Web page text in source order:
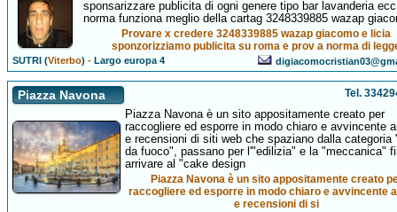
sponsarizzare publicita di ogni genere tipo bar lavanderia
norma funziona meglio della cartag 3248339885 wazap
Provare x credere 3248339885 wazap giacomo e licia
sponzorizziamo publicita su roma e prov a norma di
SUTRI (Viterbo) -Largo europa 4
Piazza Navona Tel.
Piazza Navona è un sito appositamente creato per
raccogliere ed esporre in modo chiaro e avvincente
e recensioni di siti web che spaziano dalla categoria
da fuoco", passano per l'"edilizia" e la "meccanica"
arrivare al "cake design
Piazza Navona è un sito appositamente creato
raccogliere ed esporre in modo chiaro e avvincente
e recensioni di si